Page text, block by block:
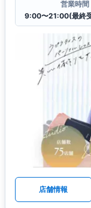
営業時間
9:00〜21:00(最終
店舗情報